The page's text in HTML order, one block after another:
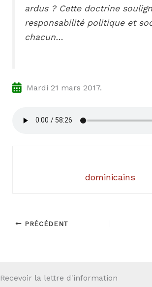
ardus ? Cette doctrine
responsabilité politique et
chacun…
Mardi 21 mars 2017.
dominicains
PRÉCÉDENT
Recevoir la lettre d'information